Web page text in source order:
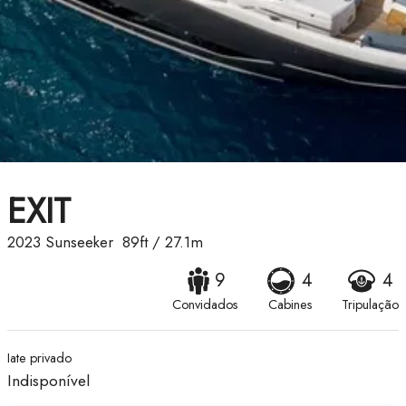
EXIT
2023 Sunseeker 89ft/ 27.1m
9
Convidados
4
Cabines
4
Tripulação
Iate privado
Indisponível